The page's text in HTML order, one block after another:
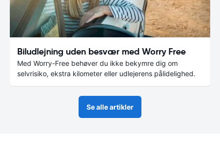
Biludlejning uden besvær med Worry Free
Med Worry-Free behøver du ikke bekymre dig om
selvrisiko, ekstra kilometer eller udlejerens pålidelighed.
Se alle artikler